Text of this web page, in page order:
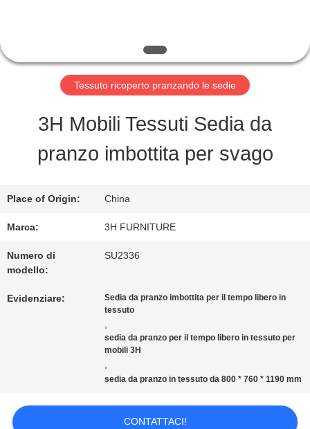
CONTROLLO
QUALITÀ
CONTATTO
STATI
UNITI
RICHIEDA
UNA
CITAZIONE
DEL
Tessuto ricoperto pranzando le sedie
3H Mobili Tessuti Sedia da
pranzo imbottita per svago
Place of Origin: China
Marca: 3H FURNITURE
Numero di
modello:
SU2336
Evidenziare:
Sedia da pranzo imbottita per il tempo libero in
tessuto
,
sedia da pranzo per il tempo libero in tessuto per
mobili 3H
,
sedia da pranzo in tessuto da 800 * 760 * 1190 mm
CONTATTACI!